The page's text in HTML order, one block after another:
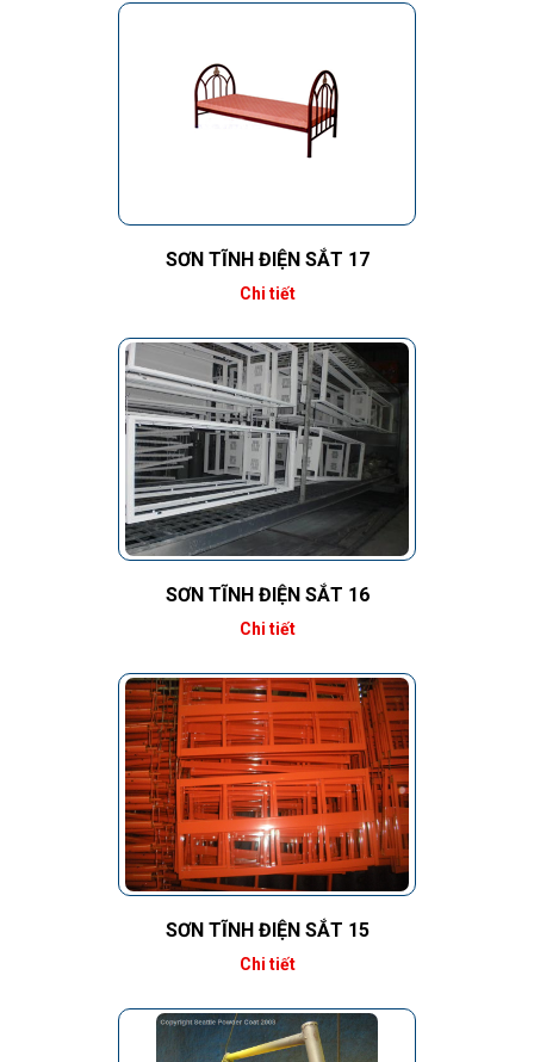
SƠN TĨNH ĐIỆN SẮT 17
Chi tiết
SƠN TĨNH ĐIỆN SẮT 16
Chi tiết
SƠN TĨNH ĐIỆN SẮT 15
Chi tiết